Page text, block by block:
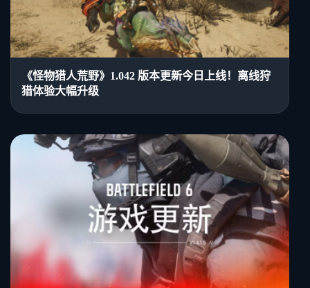
《怪物猎人荒野》1.042 版本更新今日上线！离线狩
猎体验大幅升级